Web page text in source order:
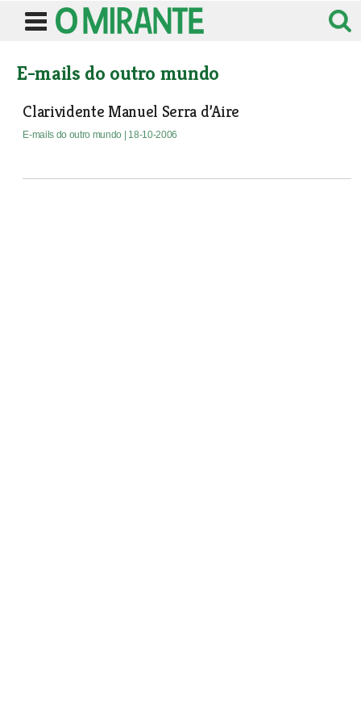
E-mails do outro mundo
Clarividente Manuel Serra d’Aire
E-mails do outro mundo | 18-10-2006